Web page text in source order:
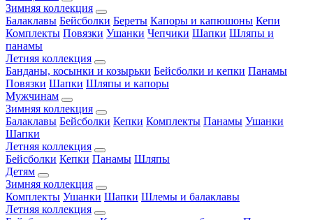
Зимняя коллекция
Балаклавы Бейсболки Береты Капоры и капюшоны Кепи
Комплекты Повязки Ушанки Чепчики Шапки Шляпы и
панамы
Летняя коллекция
Банданы, косынки и козырьки Бейсболки и кепки Панамы
Повязки Шапки Шляпы и капоры
Мужчинам
Зимняя коллекция
Балаклавы Бейсболки Кепки Комплекты Панамы Ушанки
Шапки
Летняя коллекция
Бейсболки Кепки Панамы Шляпы
Детям
Зимняя коллекция
Комплекты Ушанки Шапки Шлемы и балаклавы
Летняя коллекция